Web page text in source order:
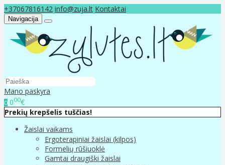
+37067816142 info@zuja.lt Kontaktai
Navigacija
Mano paskyra
0 000€
Prekių krepšelis tuščias!
Žaislai vaikams
Ergoterapiniai žaislai (kilpos)
Formelių rūšiuoklė
Gamtai draugiški žaislai